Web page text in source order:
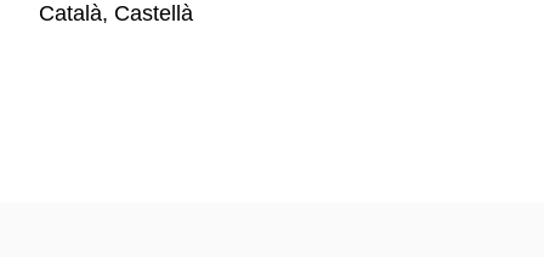
Català, Castellà